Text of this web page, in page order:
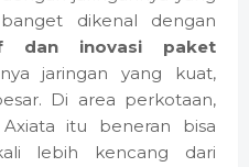
dikenal dengan
dan inovasi paket
jaringan yang kuat,
Di area perkotaan,
itu beneran bisa
lebih kencang dari